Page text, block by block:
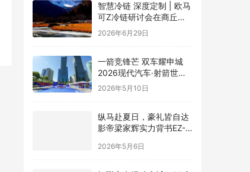
智慧冷链 深度定制 | 欧马
可Z冷链研讨会在商丘举
行，新能源纯电平台赋能
冷链物流行业升级
2026年6月29日
一箭竞锋芒 双车耀申城
2026现代汽车·射箭世界
杯赛上海站圆满落幕
2026年5月10日
纵马赴夏日，豪礼皆自达
影帝梁家辉实力背书EZ-
置换季开启
2026年5月6日